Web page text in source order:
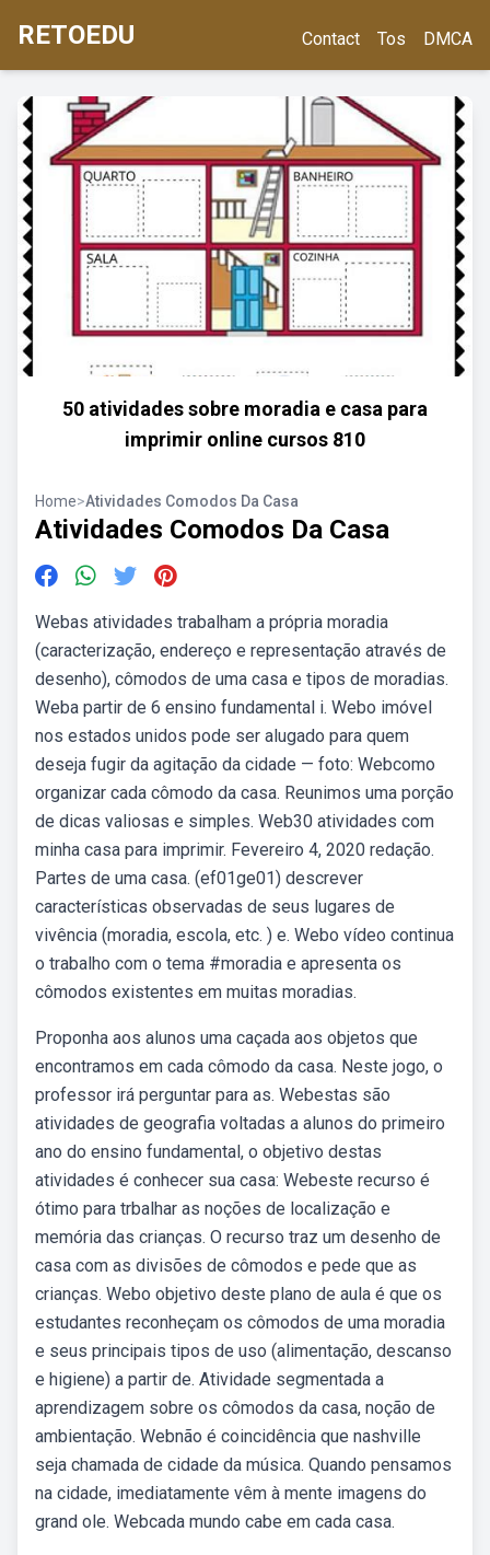
RETOEDU Contact Tos DMCA
50 atividades sobre moradia e casa para
imprimir online cursos 810
Home>Atividades Comodos Da Casa
Atividades Comodos Da Casa
Webas atividades trabalham a própria moradia
(caracterização, endereço e representação através de
desenho), cômodos de uma casa e tipos de moradias.
Weba partir de 6 ensino fundamental i. Webo imóvel
nos estados unidos pode ser alugado para quem
deseja fugir da agitação da cidade — foto: Webcomo
organizar cada cômodo da casa. Reunimos uma porção
de dicas valiosas e simples. Web30 atividades com
minha casa para imprimir. Fevereiro 4, 2020 redação.
Partes de uma casa. (ef01ge01) descrever
características observadas de seus lugares de
vivência (moradia, escola, etc. ) e. Webo vídeo continua
o trabalho com o tema #moradia e apresenta os
cômodos existentes em muitas moradias.
Proponha aos alunos uma caçada aos objetos que
encontramos em cada cômodo da casa. Neste jogo, o
professor irá perguntar para as. Webestas são
atividades de geografia voltadas a alunos do primeiro
ano do ensino fundamental, o objetivo destas
atividades é conhecer sua casa: Webeste recurso é
ótimo para trbalhar as noções de localização e
memória das crianças. O recurso traz um desenho de
casa com as divisões de cômodos e pede que as
crianças. Webo objetivo deste plano de aula é que os
estudantes reconheçam os cômodos de uma moradia
e seus principais tipos de uso (alimentação, descanso
e higiene) a partir de. Atividade segmentada a
aprendizagem sobre os cômodos da casa, noção de
ambientação. Webnão é coincidência que nashville
seja chamada de cidade da música. Quando pensamos
na cidade, imediatamente vêm à mente imagens do
grand ole. Webcada mundo cabe em cada casa.